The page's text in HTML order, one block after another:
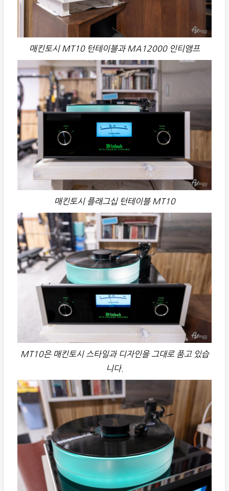
매킨토시 MT10 턴테이블과 MA12000 인티앰프
매킨토시 플래그십 턴테이블 MT10
MT10은 매킨토시 스타일과 디자인을 그대로 품고 있습
니다.